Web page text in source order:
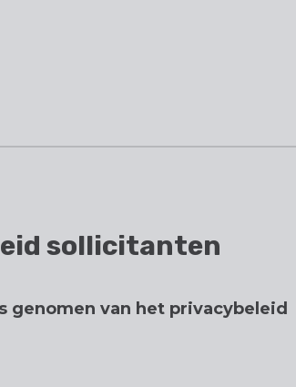
sollicitanten
genomen van het privacybeleid